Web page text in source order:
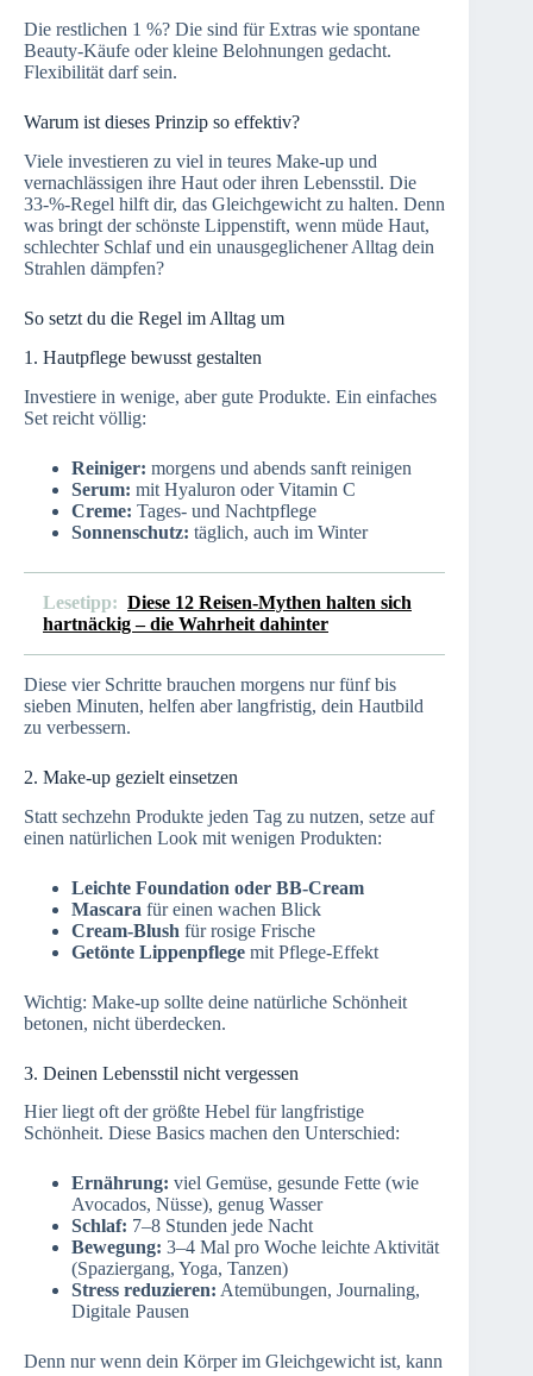
Die restlichen 1 %? Die sind für Extras wie spontane
Beauty-Käufe oder kleine Belohnungen gedacht.
Flexibilität darf sein.
Warum ist dieses Prinzip so effektiv?
Viele investieren zu viel in teures Make-up und
vernachlässigen ihre Haut oder ihren Lebensstil. Die
33-%-Regel hilft dir, das Gleichgewicht zu halten. Denn
was bringt der schönste Lippenstift, wenn müde Haut,
schlechter Schlaf und ein unausgeglichener Alltag dein
Strahlen dämpfen?
So setzt du die Regel im Alltag um
1. Hautpflege bewusst gestalten
Investiere in wenige, aber gute Produkte. Ein einfaches
Set reicht völlig:
Reiniger: morgens und abends sanft reinigen
Serum: mit Hyaluron oder Vitamin C
Creme: Tages- und Nachtpflege
Sonnenschutz: täglich, auch im Winter
Lesetipp: Diese 12 Reisen-Mythen halten sich
hartnäckig – die Wahrheit dahinter
Diese vier Schritte brauchen morgens nur fünf bis
sieben Minuten, helfen aber langfristig, dein Hautbild
zu verbessern.
2. Make-up gezielt einsetzen
Statt sechzehn Produkte jeden Tag zu nutzen, setze auf
einen natürlichen Look mit wenigen Produkten:
Leichte Foundation oder BB-Cream
Mascara für einen wachen Blick
Cream-Blush für rosige Frische
Getönte Lippenpflege mit Pflege-Effekt
Wichtig: Make-up sollte deine natürliche Schönheit
betonen, nicht überdecken.
3. Deinen Lebensstil nicht vergessen
Hier liegt oft der größte Hebel für langfristige
Schönheit. Diese Basics machen den Unterschied:
Ernährung: viel Gemüse, gesunde Fette (wie
Avocados, Nüsse), genug Wasser
Schlaf: 7–8 Stunden jede Nacht
Bewegung: 3–4 Mal pro Woche leichte Aktivität
(Spaziergang, Yoga, Tanzen)
Stress reduzieren: Atemübungen, Journaling,
Digitale Pausen
Denn nur wenn dein Körper im Gleichgewicht ist, kann